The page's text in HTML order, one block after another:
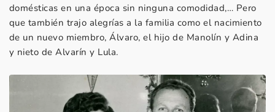
domésticas en una época sin ninguna comodidad,… Pero
que también trajo alegrías a la familia como el nacimiento
de un nuevo miembro, Álvaro, el hijo de Manolín y Adina
y nieto de Alvarín y Lula.